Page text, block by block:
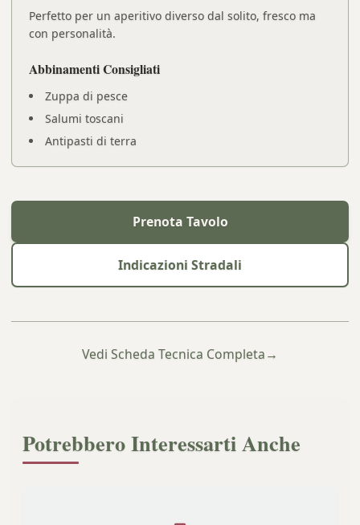
Perfetto per un aperitivo diverso dal solito, fresco ma
con personalità.
Abbinamenti Consigliati
Zuppa di pesce
Salumi toscani
Antipasti di terra
Prenota Tavolo
Indicazioni Stradali
Vedi Scheda Tecnica Completa→
Potrebbero Interessarti Anche